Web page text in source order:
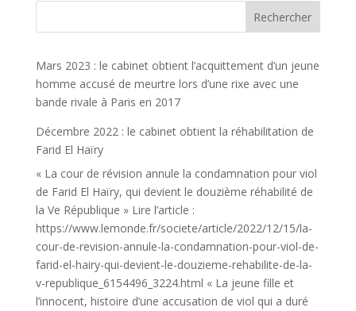
Mars 2023 : le cabinet obtient l’acquittement d’un jeune
homme accusé de meurtre lors d’une rixe avec une
bande rivale à Paris en 2017
Décembre 2022 : le cabinet obtient la réhabilitation de
Farid El Haïry
« La cour de révision annule la condamnation pour viol
de Farid El Haïry, qui devient le douzième réhabilité de
la Ve République » Lire l’article :
https://www.lemonde.fr/societe/article/2022/12/15/la-
cour-de-revision-annule-la-condamnation-pour-viol-de-
farid-el-hairy-qui-devient-le-douzieme-rehabilite-de-la-
v-republique_6154496_3224.html « La jeune fille et
l’innocent, histoire d’une accusation de viol qui a duré